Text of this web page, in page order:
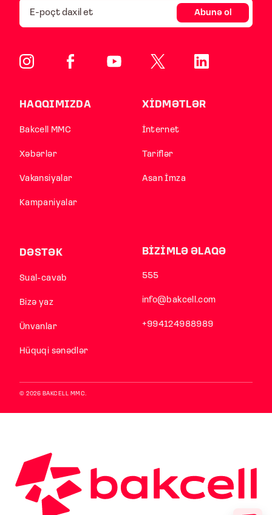
Abunə ol
HAQQIMIZDA
Bakcell MMC
Xəbərlər
Vakansiyalar
Kampaniyalar
XİDMƏTLƏR
İnternet
Tariflər
Asan İmza
DƏSTƏK
Sual-cavab
Bizə yaz
Ünvanlar
Hüquqi sənədlər
BİZİMLƏ ƏLAQƏ
555
info@bakcell.com
+994124988989
© 2026 BAKCELL MMC.